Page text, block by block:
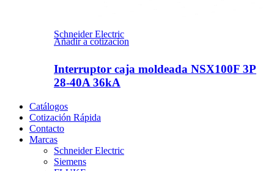
Schneider Electric
Añadir a cotizacion
Interruptor caja moldeada NSX100F 3P
28-40A 36kA
Catálogos
Cotización Rápida
Contacto
Marcas
Schneider Electric
Siemens